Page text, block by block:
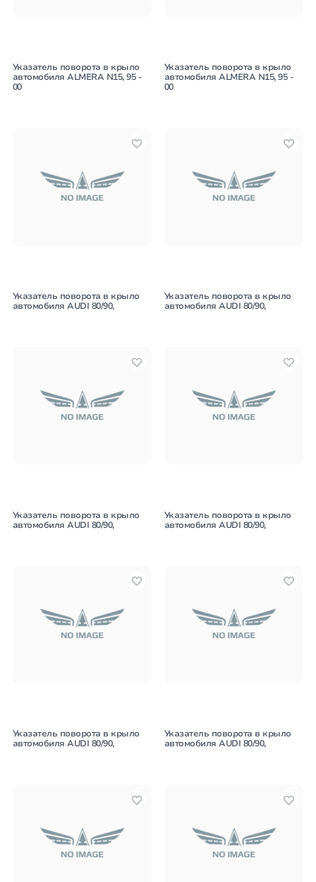
Указатель поворота в крыло
автомобиля ALMERA N15, 95 -
00
Указатель поворота в крыло
автомобиля ALMERA N15, 95 -
00
Указатель поворота в крыло
автомобиля AUDI 80/90,
Указатель поворота в крыло
автомобиля AUDI 80/90,
Указатель поворота в крыло
автомобиля AUDI 80/90,
Указатель поворота в крыло
автомобиля AUDI 80/90,
Указатель поворота в крыло
автомобиля AUDI 80/90,
Указатель поворота в крыло
автомобиля AUDI 80/90,